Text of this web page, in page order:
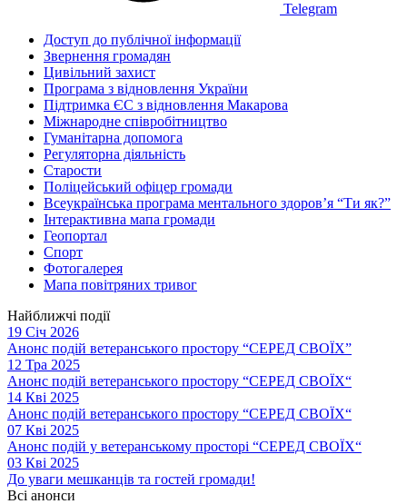
Telegram
Доступ до публічної інформації
Звернення громадян
Цивільний захист
Програма з відновлення України
Підтримка ЄС з відновлення Макарова
Міжнародне співробітництво
Гуманітарна допомога
Регуляторна діяльність
Старости
Поліцейський офіцер громади
Всеукраїнська програма ментального здоров’я “Ти як?”
Інтерактивна мапа громади
Геопортал
Спорт
Фотогалерея
Мапа повітряних тривог
Найближчі події
19 Січ 2026
Анонс подій ветеранського простору “СЕРЕД СВОЇХ”
12 Тра 2025
Анонс подій ветеранського простору “СЕРЕД СВОЇХ“
14 Кві 2025
Анонс подій ветеранського простору “СЕРЕД СВОЇХ“
07 Кві 2025
Анонс подій у ветеранському просторі “СЕРЕД СВОЇХ“
03 Кві 2025
До уваги мешканців та гостей громади!
Всі анонси